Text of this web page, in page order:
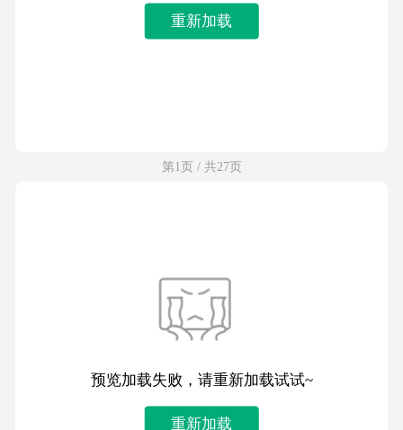
重新加载
第1页 / 共27页
预览加载失败，请重新加载试试~
重新加载